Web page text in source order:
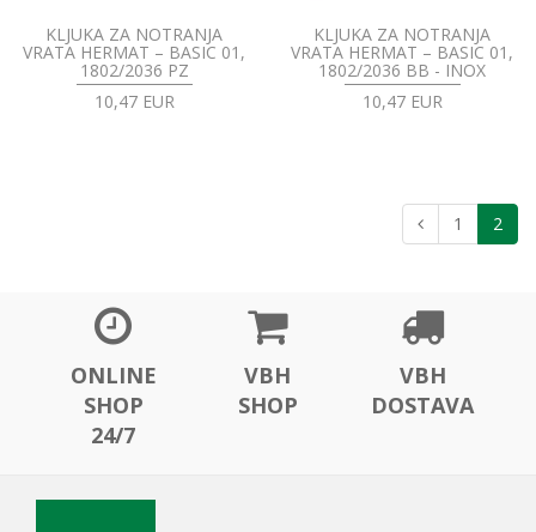
KLJUKA ZA NOTRANJA
VRATA HERMAT – BASIC 01,
1802/2036 PZ
10,47 EUR
KLJUKA ZA NOTRANJA
VRATA HERMAT – BASIC 01,
1802/2036 BB - INOX
10,47 EUR
1 2
ONLINE
SHOP
24/7
VBH
SHOP
VBH
DOSTAVA